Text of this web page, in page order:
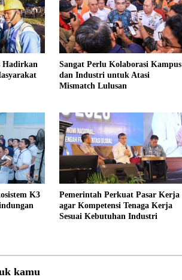
Hadirkan
Sangat Perlu Kolaborasi Kampus
dan Industri untuk Atasi
Mismatch Lulusan
K3
Pemerintah Perkuat Pasar Kerja
agar Kompetensi Tenaga Kerja
Sesuai Kebutuhan Industri
kamu